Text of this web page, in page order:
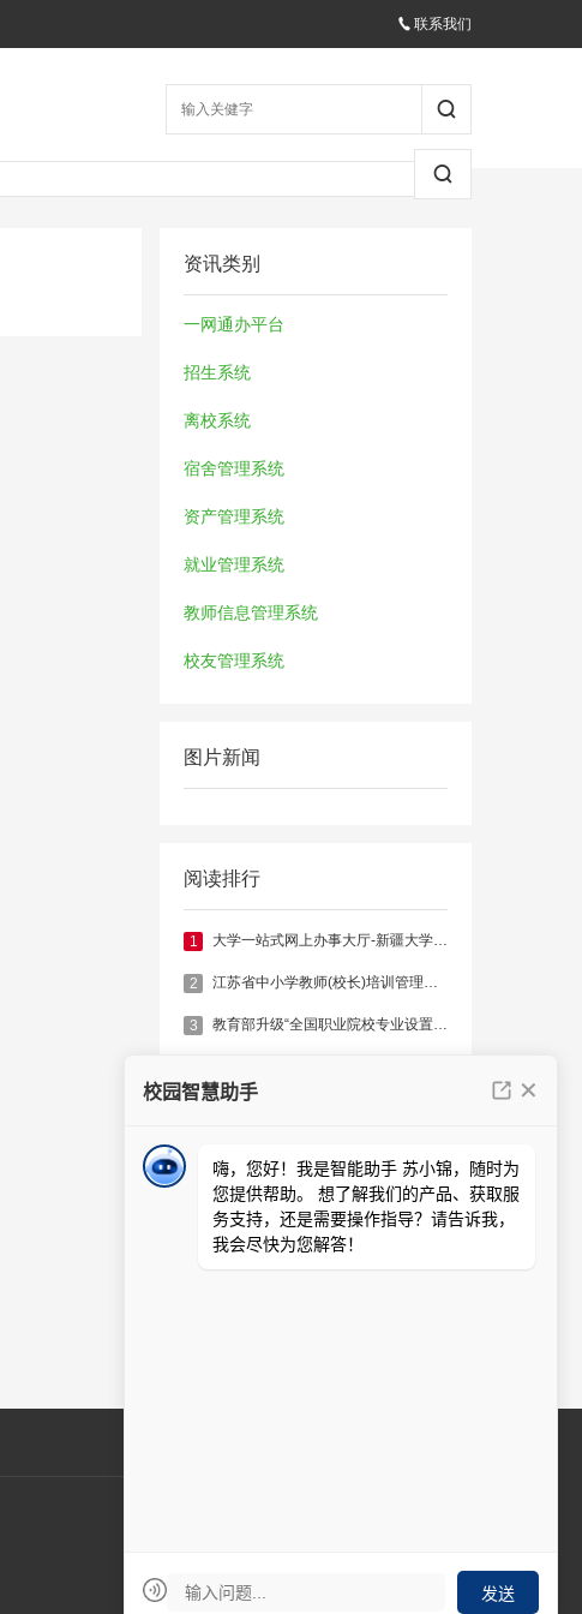
联系我们
资讯类别
一网通办平台
招生系统
离校系统
宿舍管理系统
资产管理系统
就业管理系统
教师信息管理系统
校友管理系统
图片新闻
阅读排行
1 大学一站式网上办事大厅-新疆大学官网
2 江苏省中小学教师(校长)培训管理系统
3 教育部升级“全国职业院校专业设置管理与公共信息服务平台”
西藏就业服务在线大厅-系统快速入口
长沙“一事一办”政府服务升级版